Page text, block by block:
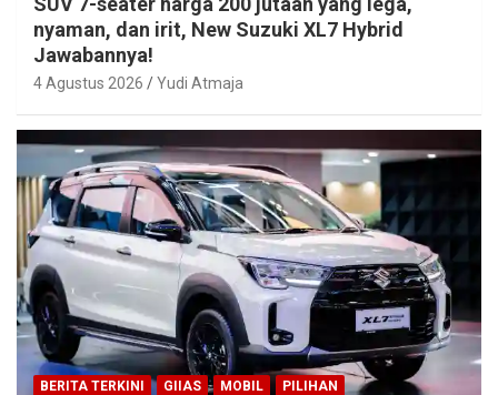
nyaman, dan irit, New Suzuki XL7 Hybrid
Jawabannya!
4 Agustus 2026 Yudi Atmaja
BERITA TERKINI GIIAS MOBIL PILIHAN